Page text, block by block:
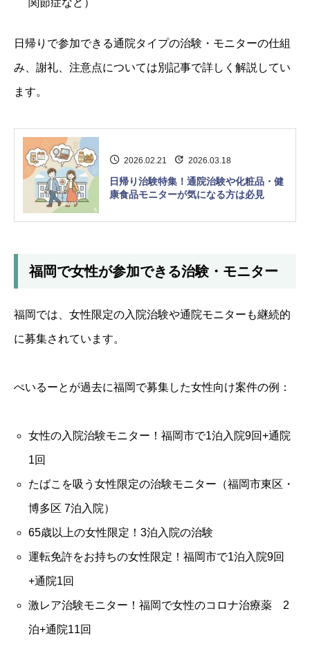
日帰りで参加できる通院タイプの治験・モニターの仕組
み、謝礼、注意点については別記事で詳しく解説してい
ます。
2026.02.21 2026.03.18
日帰り治験特集！通院治験や化粧品・健
康食品モニターが気になる方は必見
福岡で女性が参加できる治験・モニター
福岡では、女性限定の入院治験や通院モニターも継続的
に募集されています。
ぺいるーとが過去に福岡で募集した女性向け案件の例：
女性の入院治験モニター！福岡市で1泊入院9回+通院
1回
たばこを吸う女性限定の治験モニター（福岡市東区・
博多区 7泊入院）
65歳以上の女性限定！3泊入院の治験
運転免許をお持ちの女性限定！福岡市で1泊入院9回
+通院1回
激レア治験モニター！福岡で女性のコロナ治療薬 2
泊+通院11回